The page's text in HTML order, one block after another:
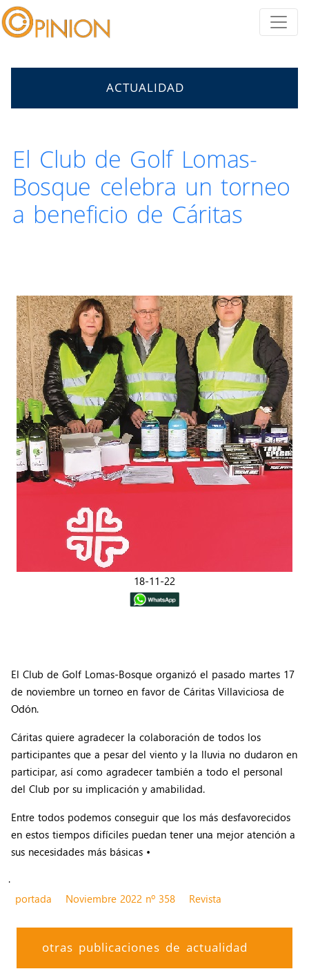
ACTUALIDAD
El Club de Golf Lomas-
Bosque celebra un torneo
a beneficio de Cáritas
18-11-22
El Club de Golf Lomas-Bosque organizó el pasado martes 17
de noviembre un torneo en favor de Cáritas Villaviciosa de
Odón.
Cáritas quiere agradecer la colaboración de todos los
participantes que a pesar del viento y la lluvia no dudaron en
participar, así como agradecer también a todo el personal
del Club por su implicación y amabilidad.
Entre todos podemos conseguir que los más desfavorecidos
en estos tiempos difíciles puedan tener una mejor atención a
sus necesidades más básicas •
.
portada
Noviembre 2022 nº 358 Revista
otras publicaciones de actualidad